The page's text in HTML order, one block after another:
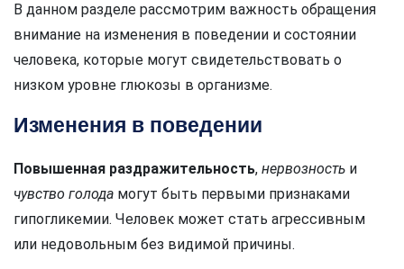
В данном разделе рассмотрим важность обращения
внимание на изменения в поведении и состоянии
человека, которые могут свидетельствовать о
низком уровне глюкозы в организме.
Изменения в поведении
Повышенная раздражительность, нервозность и
чувство голода могут быть первыми признаками
гипогликемии. Человек может стать агрессивным
или недовольным без видимой причины.